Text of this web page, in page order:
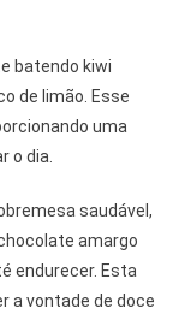
batendo kiwi
de limão. Esse
uma
o dia.
saudável,
amargo
endurecer. Esta
a vontade de doce